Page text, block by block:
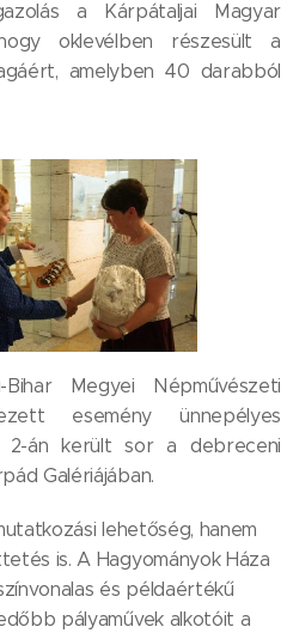
a Kárpátaljai Magyar
oklevélben részesült a
amelyben 40 darabból
Megyei Népművészeti
esemény ünnepélyes
2-án került sor a debreceni
Galériájában.
lehetőség, hanem
is. A Hagyományok Háza
és példaértékű
pályaművek alkotóit a